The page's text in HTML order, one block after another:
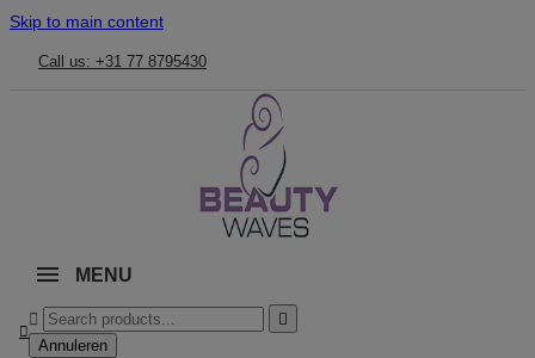
Skip to main content
Call us: +31 77 8795430
MENU



Annuleren